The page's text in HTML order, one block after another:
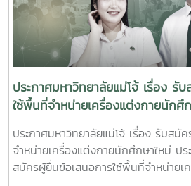
ประกาศมหาวิทยาลัยแม่โจ้ เรื่อง รั
ใช้พื้นที่จำหน่ายเครื่องแต่งกายนักศึ
ประกาศมหาวิทยาลัยแม่โจ้ เรื่อง รับสมั
จำหน่ายเครื่องแต่งกายนักศึกษาใหม่ ป
สมัครผู้ยื่นข้อเสนอการใช้พื้นที่จำหน่าย